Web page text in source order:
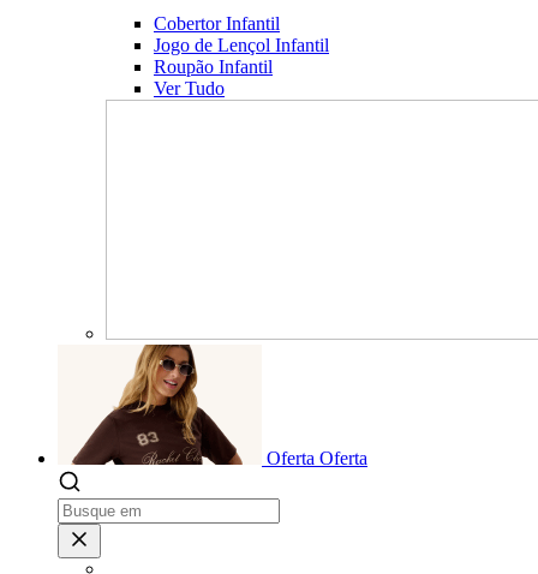
Cobertor Infantil
Jogo de Lençol Infantil
Roupão Infantil
Ver Tudo
Oferta Oferta